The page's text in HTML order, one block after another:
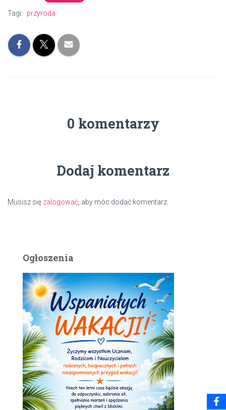
Tagi: przyroda
0 komentarzy
Dodaj komentarz
Musisz się zalogować , aby móc dodać komentarz.
Ogłoszenia